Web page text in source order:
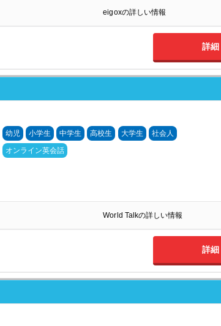
eigoxの詳しい情報
詳細
幼児 小学生 中学生 高校生 大学生 社会人
オンライン英会話
World Talkの詳しい情報
詳細